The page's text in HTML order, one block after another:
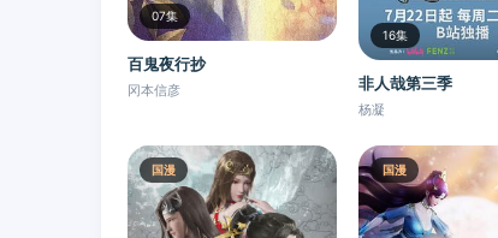
07集
百鬼夜行抄
冈本信彦
16集
非人哉第三季
杨凝
国漫 国漫